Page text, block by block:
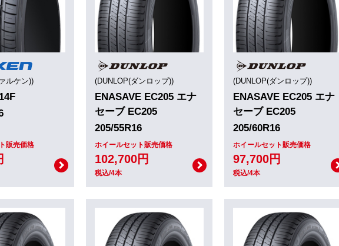
ルケン))
販売価格
(DUNLOP(ダンロップ))
ENASAVE EC205 エナ
セーブ EC205
205/55R16
ホイールセット販売価格
102,700円
税込/4本
(DUNLOP(ダンロップ))
ENASAVE EC205 エナ
セーブ EC205
205/60R16
ホイールセット販売価格
97,700円
税込/4本